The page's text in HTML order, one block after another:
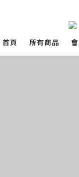
首頁 所有商品